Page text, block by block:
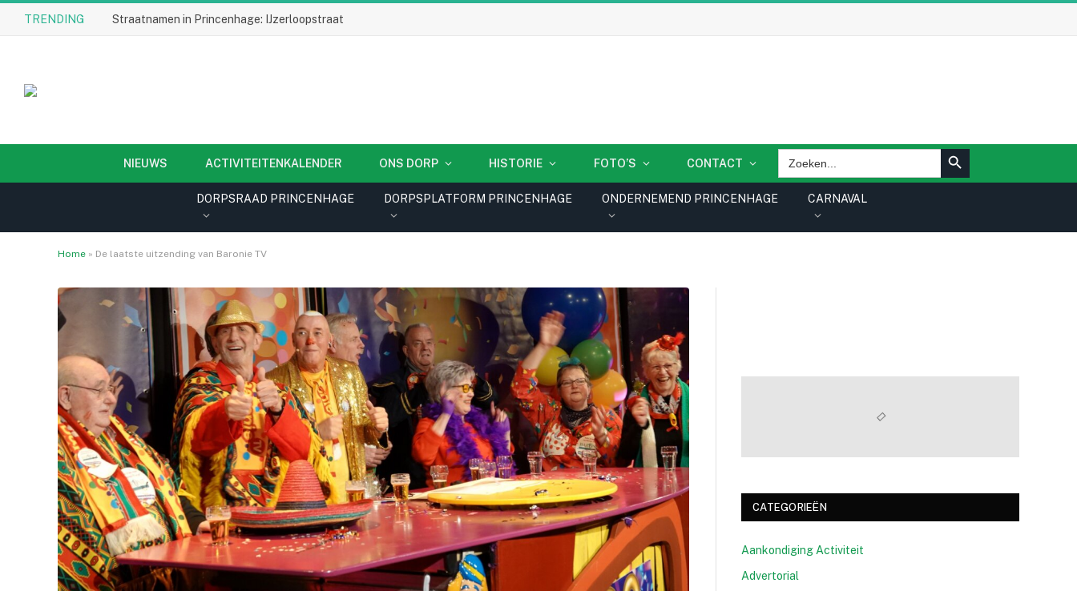
TRENDING Straatnamen in Princenhage: IJzerloopstraat
NIEUWS ACTIVITEITENKALENDER ONS DORP HISTORIE FOTO’S CONTACT
Zoek
naar:
ZOEKKNOP
DORPSRAAD PRINCENHAGE DORPSPLATFORM PRINCENHAGE ONDERNEMEND PRINCENHAGE CARNAVAL
Home » De laatste uitzending van Baronie TV
CATEGORIEËN
Aankondiging Activiteit
Advertorial